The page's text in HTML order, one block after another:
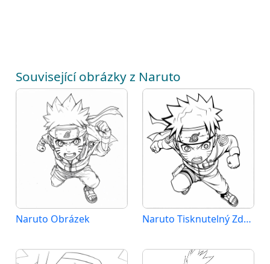
Související obrázky z Naruto
Naruto Obrázek Naruto Tisknutelný Zdarma